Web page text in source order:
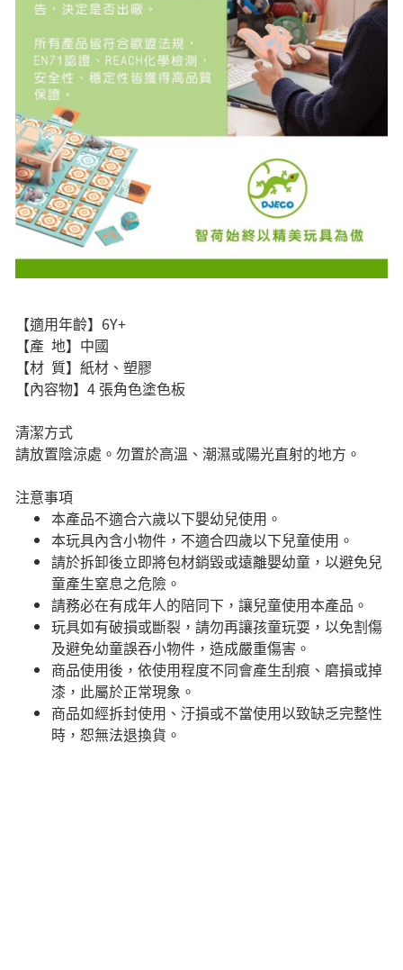
【適用年齡】6Y+
【產 地】中國
【材 質】紙材、塑膠
【內容物】4 張角色塗色板
清潔方式
請放置陰涼處。勿置於高溫、潮濕或陽光直射的地方。
注意事項
本產品不適合六歲以下嬰幼兒使用。
本玩具內含小物件，不適合四歲以下兒童使用。
請於拆卸後立即將包材銷毀或遠離嬰幼童，以避免兒
童產生窒息之危險。
請務必在有成年人的陪同下，讓兒童使用本產品。
玩具如有破損或斷裂，請勿再讓孩童玩耍，以免割傷
及避免幼童誤吞小物件，造成嚴重傷害。
商品使用後，依使用程度不同會產生刮痕、磨損或掉
漆，此屬於正常現象。
商品如經拆封使用、汙損或不當使用以致缺乏完整性
時，恕無法退換貨。